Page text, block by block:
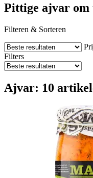
Pittige ajvar om
Filteren & Sorteren
Filters
Ajvar: 10